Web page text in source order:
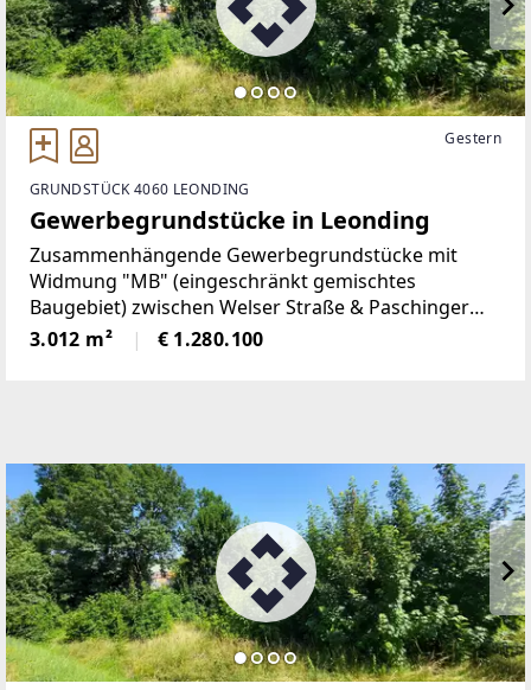
Gestern
GRUNDSTÜCK 4060 LEONDING
Gewerbegrundstücke in Leonding
Zusammenhängende Gewerbegrundstücke mit
Widmung "MB" (eingeschränkt gemischtes
Baugebiet) zwischen Welser Straße & Paschinger
Straße nahe der Gemeindegrenze zu Linz.Die drei
Grundstück können einzeln oder gesamt erworben
3.012 m² € 1.280.100